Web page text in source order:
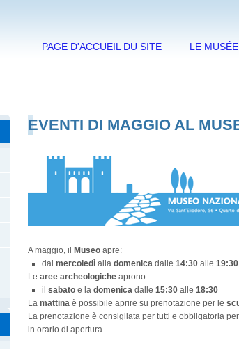
PAGE D'ACCUEIL DU SITE LE MUSÉE
EVENTI DI MAGGIO AL
A maggio, il Museo apre:
dalmercoledì alladomenica dalle14:30alle 19:30
Learee archeologicheaprono:
ilsabato e ladomenica dalle15:30alle 18:30
Lamattina è possibile aprire su prenotazione per le
La prenotazione è consigliata per tutti e obbligatoria
in orario di apertura.